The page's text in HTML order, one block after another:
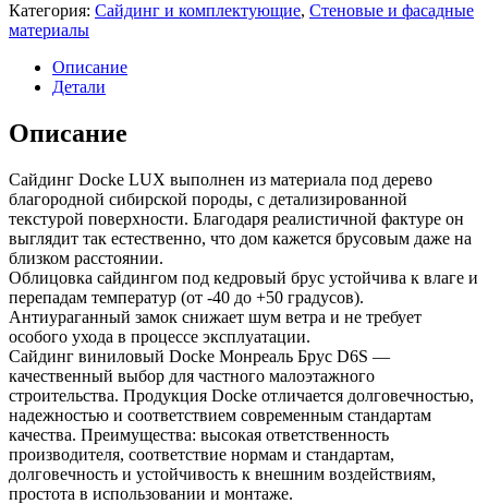
Категория: Сайдинг и комплектующие, Стеновые и фасадные
материалы
Описание
Детали
Описание
Сайдинг Docke LUX выполнен из материала под дерево
благородной сибирской породы, с детализированной
текстурой поверхности. Благодаря реалистичной фактуре он
выглядит так естественно, что дом кажется брусовым даже на
близком расстоянии.
Облицовка сайдингом под кедровый брус устойчива к влаге и
перепадам температур (от -40 до +50 градусов).
Антиураганный замок снижает шум ветра и не требует
особого ухода в процессе эксплуатации.
Сайдинг виниловый Docke Монреаль Брус D6S —
качественный выбор для частного малоэтажного
строительства. Продукция Docke отличается долговечностью,
надежностью и соответствием современным стандартам
качества. Преимущества: высокая ответственность
производителя, соответствие нормам и стандартам,
долговечность и устойчивость к внешним воздействиям,
простота в использовании и монтаже.